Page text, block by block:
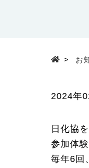
> お
2024年
日化協
参加体
毎年6 回